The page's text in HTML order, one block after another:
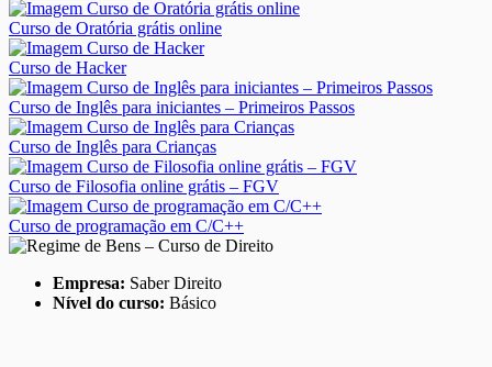
Curso de Oratória grátis online
Curso de Hacker
Curso de Inglês para iniciantes – Primeiros Passos
Curso de Inglês para Crianças
Curso de Filosofia online grátis – FGV
Curso de programação em C/C++
Empresa: Saber Direito
Nível do curso: Básico